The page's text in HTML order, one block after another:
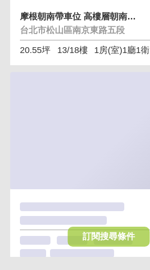
摩根朝南帶車位 高樓層朝南屋況乾淨
台北市松山區南京東路五段
20.55坪 13/18樓 1房(室)1廳1衛
訂閱搜尋條件